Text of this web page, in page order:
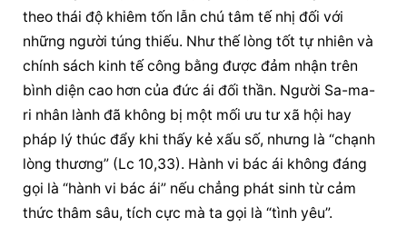
theo thái độ khiêm tốn lẫn chú tâm tế nhị đối với
những người túng thiếu. Như thế lòng tốt tự nhiên và
chính sách kinh tế công bằng được đảm nhận trên
bình diện cao hơn của đức ái đối thần. Người Sa-ma-
ri nhân lành đã không bị một mối ưu tư xã hội hay
pháp lý thúc đẩy khi thấy kẻ xấu số, nhưng là “chạnh
lòng thương” (Lc 10,33). Hành vi bác ái không đáng
gọi là “hành vi bác ái” nếu chẳng phát sinh từ cảm
thức thâm sâu, tích cực mà ta gọi là “tình yêu”.